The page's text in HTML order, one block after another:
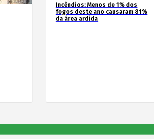
Incêndios: Menos de 1% dos
fogos deste ano causaram 81%
da área ardida